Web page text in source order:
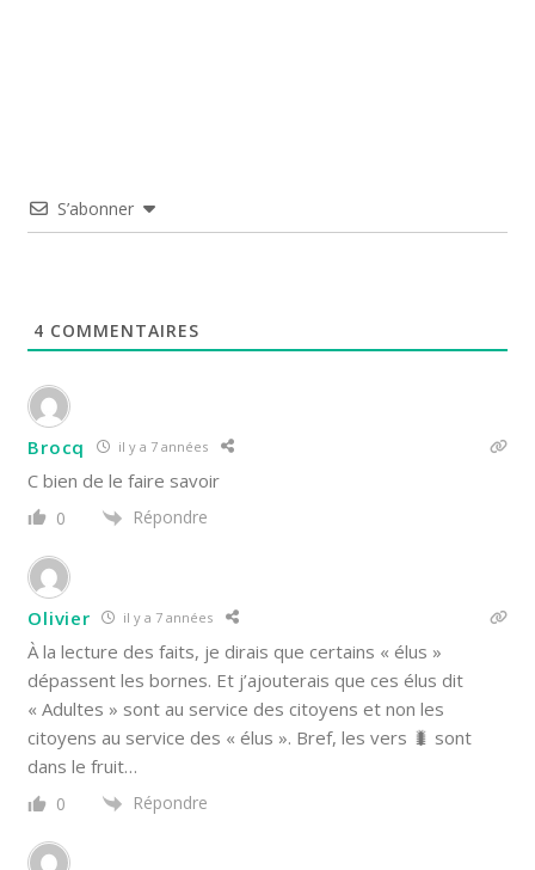
S’abonner
4 COMMENTAIRES
Brocq il y a 7 années
C bien de le faire savoir
0 Répondre
Olivier il y a 7 années
À la lecture des faits, je dirais que certains « élus »
dépassent les bornes. Et j’ajouterais que ces élus dit
« Adultes » sont au service des citoyens et non les
citoyens au service des « élus ». Bref, les vers 🐛 sont
dans le fruit…
0 Répondre